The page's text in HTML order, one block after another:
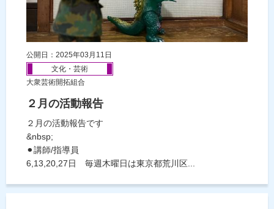
公開日：2025年03月11日
文化・芸術
大衆芸術開拓組合
２月の活動報告
２月の活動報告です
&nbsp;
⚫︎講師/指導員
6,13,20,27日 毎週木曜日は東京都荒川区...